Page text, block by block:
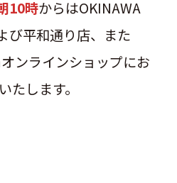
10時からはOKINAWA
び平和通り店、また
ンラインショップにお
たします。